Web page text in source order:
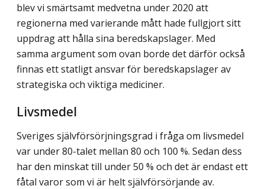
blev vi smärtsamt medvetna under 2020 att
regionerna med varierande mått hade fullgjort sitt
uppdrag att hålla sina beredskapslager. Med
samma argument som ovan borde det därför också
finnas ett statligt ansvar för beredskapslager av
strategiska och viktiga mediciner.
Livsmedel
Sveriges självförsörjningsgrad i fråga om livsmedel
var under 80-talet mellan 80 och 100 %. Sedan dess
har den minskat till under 50 % och det är endast ett
fåtal varor som vi är helt självförsörjande av.